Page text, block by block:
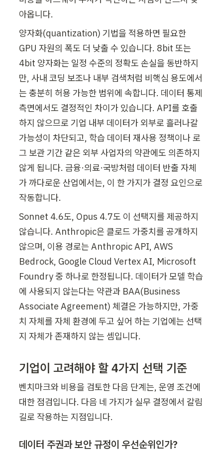
아옵니다.
양자화(quantization) 기법을 적용하면 필요한
GPU 자원의 폭도 더 낮출 수 있습니다. 8bit 또는
4bit 양자화는 일정 수준의 정확도 손실을 동반하지
만, 사내 코딩 보조나 내부 검색처럼 비핵심 용도에서
는 충분히 허용 가능한 범위에 속합니다. 데이터 통제
측면에서도 결정적인 차이가 있습니다. API를 호출
하지 않으므로 기업 내부 데이터가 외부로 흘러나갈
가능성이 차단되고, 학습 데이터 재사용 정책이나 로
그 보관 기간 같은 외부 사업자의 약관에도 의존하지
않게 됩니다. 금융·의료·국방처럼 데이터 반출 자체
가 까다로운 산업에서는, 이 한 가지가 결정 요인으로
작동합니다.
Sonnet 4.6도, Opus 4.7도 이 선택지를 제공하지
않습니다. Anthropic은 클로드 가중치를 공개하지
않으며, 이용 경로는 Anthropic API, AWS
Bedrock, Google Cloud Vertex AI, Microsoft
Foundry 중 하나로 한정됩니다. 데이터가 모델 학습
에 사용되지 않는다는 약관과 BAA(Business
Associate Agreement) 체결은 가능하지만, 가중
치 자체를 자체 환경에 두고 싶어 하는 기업에는 선택
지 자체가 존재하지 않는 셈입니다.
기업이 고려해야 할 4가지 선택 기준
벤치마크와 비용을 검토한 다음 단계는, 운영 조건에
대한 점검입니다. 다음 네 가지가 실무 결정에서 갈림
길로 작용하는 지점입니다.
데이터 주권과 보안 규정이 우선순위인가?